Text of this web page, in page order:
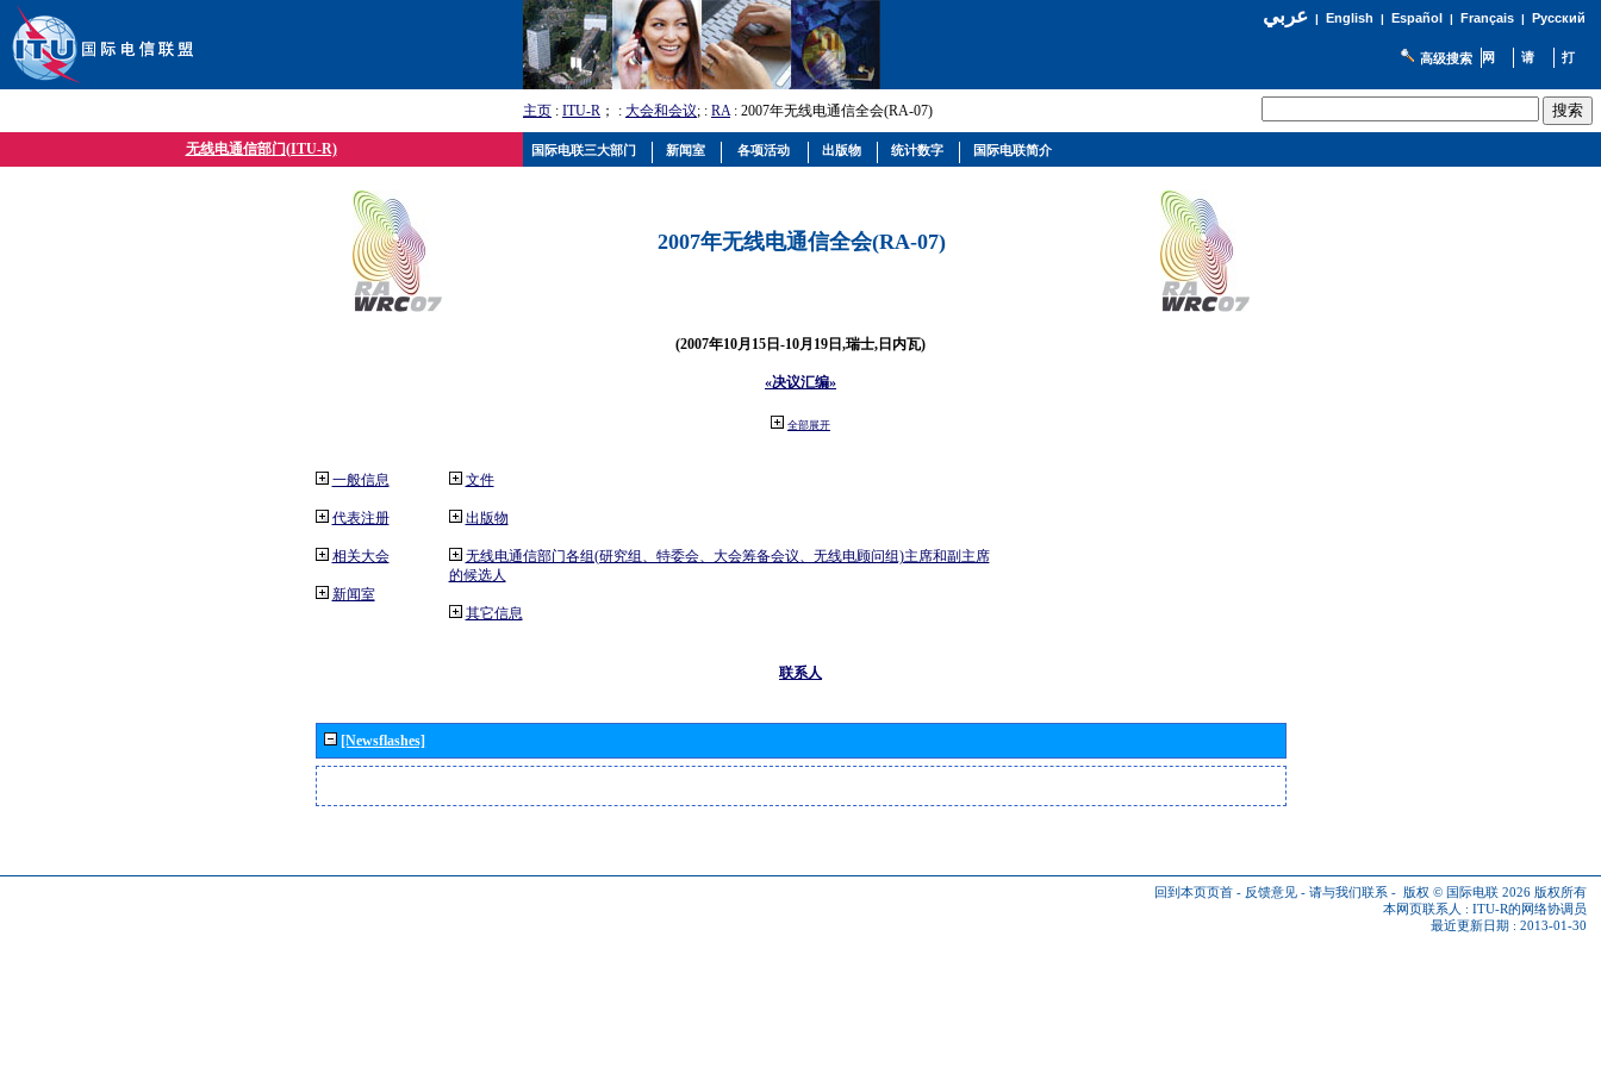
عربي| English | Español | Français| Русский
高级搜索
主页 : ITU-R ； : 大会和会议; : RA: 2007年无线电通信全会(RA-07)
无线电通信部门(ITU-R)
2007年无线电通信全会(RA-07)
(2007年10月15日-10月19日,瑞士,日内瓦)
«决议汇编»
全部展开
一般信息
代表注册
相关大会
新闻室
文件
出版物
无线电通信部门各组(研究组、特委会、大会筹备会议、无线电顾问组)主席和副主席
的候选人
其它信息
联系人
[Newsflashes]
回到本页页首 - 反馈意见 - 请与我们联系 - 版权 © 国际电联 2026 版权所有
本网页联系人 : ITU-R的网络协调员
最近更新日期 : 2013-01-30
国际电联三大部门 新闻室 各项活动 出版物 统计数字 国际电联简介